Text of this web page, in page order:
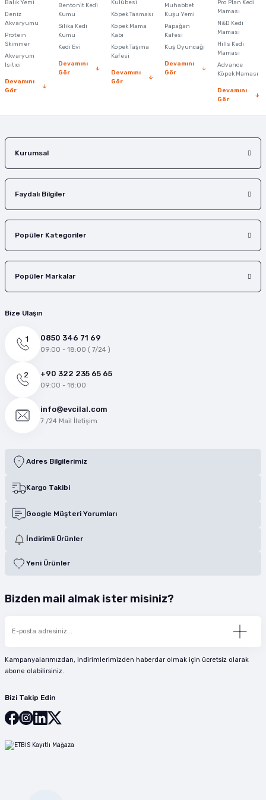
Ürün açıklamasında eksik bilgiler bulunuyor.
Ürün bilgilerinde hatalar bulunuyor.
Ürün fiyatı diğer sitelerden daha pahalı.
Bu ürüne benzer farklı alternatifler olmalı.
Balık Yemi
Deniz
Akvaryumu
Protein
Skimmer
Akvaryum
Isıtıcı
Devamını
Gör
Bentonit Kedi
Kumu
Silika Kedi
Kumu
Kedi Evi
Devamını
Gör
Kulübesi
Köpek Tasması
Köpek Mama
Kabı
Köpek Taşıma
Kafesi
Devamını
Gör
Muhabbet
Kuşu Yemi
Papağan
Kafesi
Kuş Oyuncağı
Devamını
Gör
Pro Plan Kedi
Maması
N&D Kedi
Maması
Hills Kedi
Maması
Advance
Köpek Maması
Devamını
Gör
Kurumsal
Faydalı Bilgiler
Popüler Kategoriler
Popüler Markalar
Bize Ulaşın
0850 346 71 69
09:00 - 18:00 ( 7/24 )
+90 322 235 65 65
09:00 - 18:00
info@evcilal.com
7 /24 Mail İletişim
Adres Bilgilerimiz
Kargo Takibi
Google Müşteri Yorumları
İndirimli Ürünler
Yeni Ürünler
Bizden mail almak ister misiniz?
Kampanyalarımızdan, indirimlerimizden haberdar olmak için ücretsiz olarak
abone olabilirsiniz.
Bizi Takip Edin